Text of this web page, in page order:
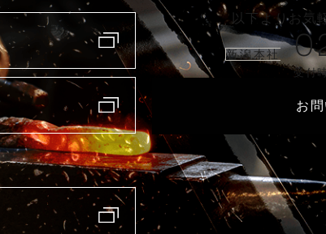
以下よりお気
新潟本社
受付
お